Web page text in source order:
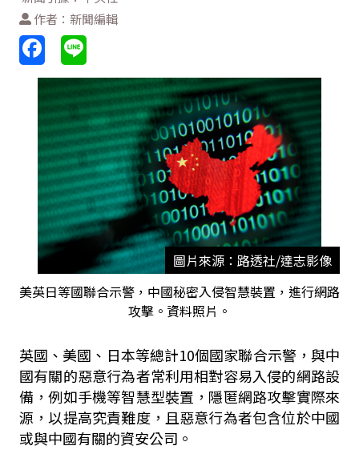
作者：新聞編輯
圖片來源：路透社/達志影像
美英日等國聯合示警，中國秘密入侵智慧裝置，進行網路
攻擊。資料照片。
英國、美國、日本等總計10個國家聯合示警，與中
國有關的惡意行為者常利用相對容易入侵的網路設
備，例如手機等智慧型裝置，隱匿網路攻擊實際來
源，以提高究責難度，且惡意行為者包含位於中國
或與中國有關的資安公司。